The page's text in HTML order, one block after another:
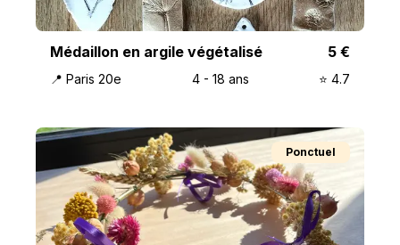
Médaillon en argile végétalisé 5 €
📍 Paris 20e 4- 18 ans ⭐️ 4.7
Ponctuel